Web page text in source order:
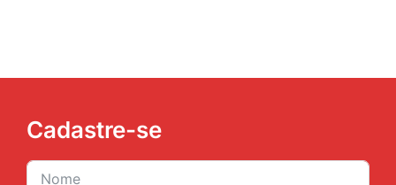
Cadastre-se